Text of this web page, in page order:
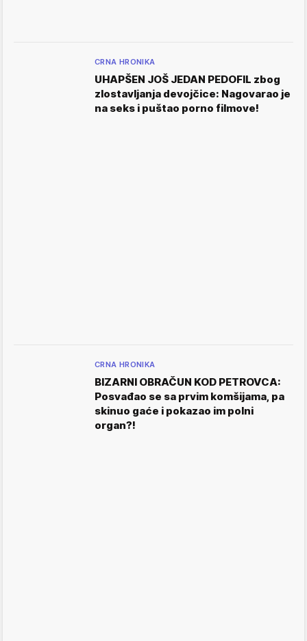
CRNA HRONIKA
UHAPŠEN JOŠ JEDAN PEDOFIL zbog
zlostavljanja devojčice: Nagovarao je
na seks i puštao porno filmove!
CRNA HRONIKA
BIZARNI OBRAČUN KOD PETROVCA:
Posvađao se sa prvim komšijama, pa
skinuo gaće i pokazao im polni
organ?!